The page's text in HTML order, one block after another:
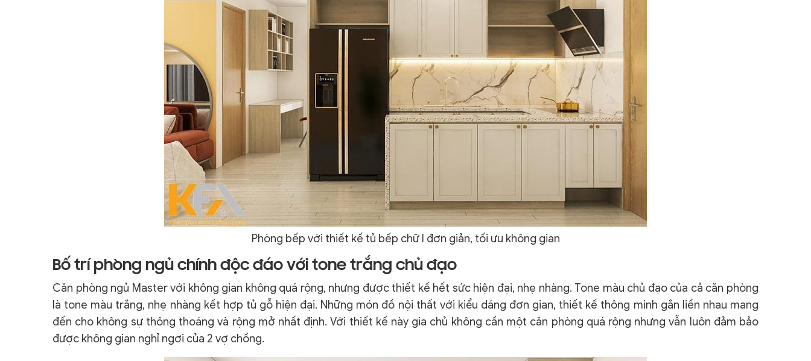
Phòng bếp với thiết kế tủ bếp chữ I đơn giản, tối ưu không gian
Bố trí phòng ngủ chính độc đáo với tone trắng chủ đạo
Căn phòng ngủ Master với không gian không quá rộng, nhưng được thiết kế hết sức hiện đại, nhẹ nhàng. Tone màu chủ đạo của cả căn phòng
là tone màu trắng, nhẹ nhàng kết hợp tủ gỗ hiện đại. Những món đồ nội thất với kiểu dáng đơn gian, thiết kế thông minh gắn liền nhau mang
đến cho không sự thông thoáng và rộng mở nhất định. Với thiết kế này gia chủ không cần một căn phòng quá rộng nhưng vẫn luôn đảm bảo
được không gian nghỉ ngơi của 2 vợ chồng.